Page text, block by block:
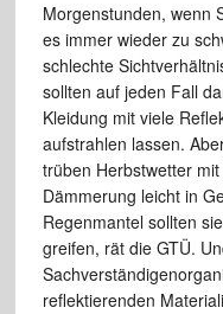
Morgenstunden, wenn
es immer wieder zu
schlechte
sollten auf jeden Fall
Kleidung mit viele
aufstrahlen lassen.
trüben Herbstwetter
Dämmerung leicht in
Regenmantel sollten
greifen, rät die GTÜ.
reflektierenden